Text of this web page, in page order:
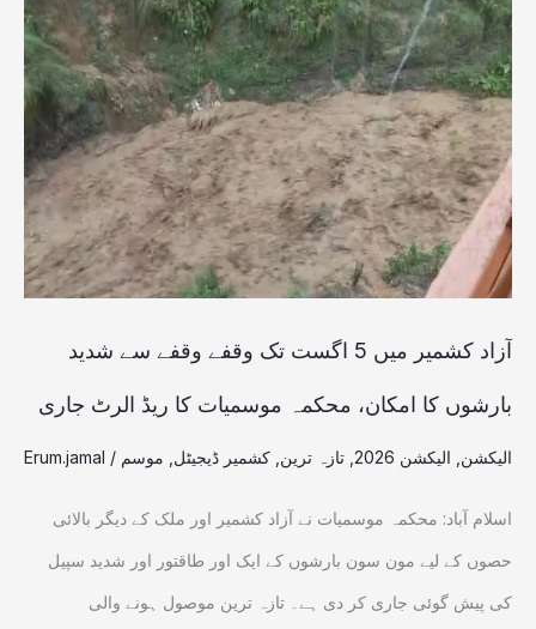
آزاد کشمیر میں 5 اگست تک وقفے وقفے سے شدید
بارشوں کا امکان، محکمہ موسمیات کا ریڈ الرٹ جاری
الیکشن الیکشن 2026 تازہ ترین کشمیر ڈیجیٹل موسم /
Erum.jamal
اسلام آباد: محکمہ موسمیات نے آزاد کشمیر اور ملک کے دیگر بالائی
حصوں کے لیے مون سون بارشوں کے ایک اور طاقتور اور شدید سپیل
کی پیش گوئی جاری کر دی ہے۔ تازہ ترین موصول ہونے والی
آزاد
کشمیر
میں
5
اگست
تک
وقفے
وقفے
سے
بارشوں
کا
امکان،
موسمیات